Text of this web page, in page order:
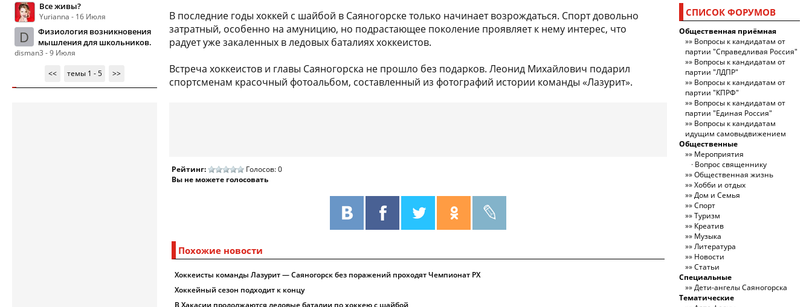
Все живы?
Yurianna - 16 Июля
D
Физиология возникновения
мышления для школьников.
disman3 - 9 Июля
<<
темы 1 - 5 >>
В последние годы хоккей с шайбой в Саяногорске только начинает возрождаться. Спорт довольно
затратный, особенно на амуницию, но подрастающее поколение проявляет к нему интерес, что
радует уже закаленных в ледовых баталиях хоккеистов.
Встреча хоккеистов и главы Саяногорска не прошло без подарков. Леонид Михайлович подарил
спортсменам красочный фотоальбом, составленный из фотографий истории команды «Лазурит».
Рейтинг:
Голосов: 0
Вы не можете голосовать
Похожие новости
Хоккеисты команды Лазурит — Саяногорск без поражений проходят Чемпионат РХ
Хоккейный сезон подходит к концу
В Хакасии продолжаются ледовые баталии по хоккею с шайбой
СПИСОК ФОРУМОВ
Общественная приёмная
Вопросы к кандидатам от
партии "Справедливая Россия"
Вопросы к кандидатам от
партии "ЛДПР"
Вопросы к кандидатам от
партии "КПРФ"
Вопросы к кандидатам от
партии "Единая Россия"
Вопросы к кандидатам
идущим самовыдвижением
Общественные
Мероприятия
Вопрос священнику
Общественная жизнь
Хобби и отдых
Дом и Семья
Спорт
Туризм
Креатив
Музыка
Литература
Новости
Статьи
Специальные
Дети-ангелы Саяногорска
Тематические